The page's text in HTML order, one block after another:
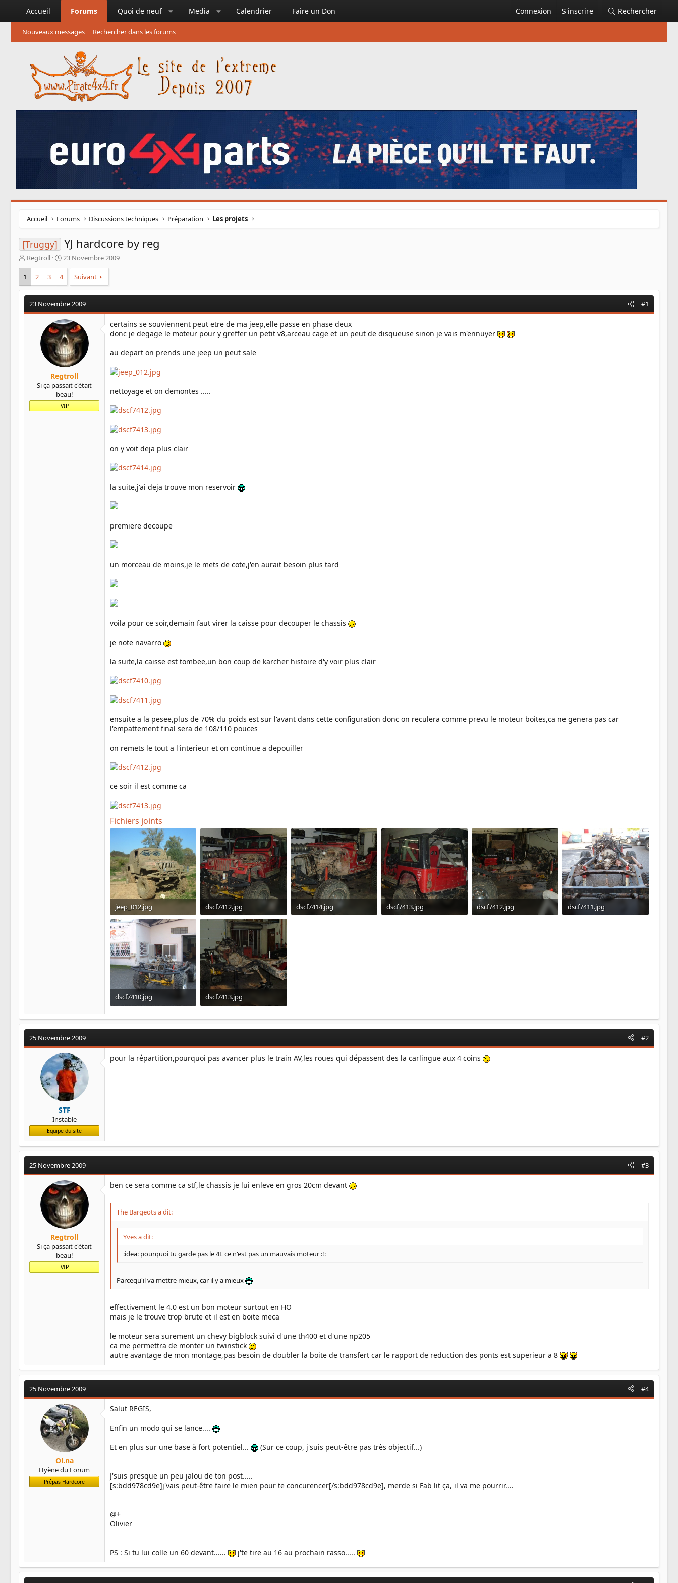
Accueil Forums Quoi de neuf Media Calendrier Faire un Don Connexion S'inscrire Rechercher
Nouveaux messages Rechercher dans les forums
Accueil Forums Discussions techniques Préparation Les projets
[Truggy] YJ hardcore by reg
A
u
e
u
d
Regtroll
D
t
e
d
e
d
é
b
u
t
23 Novembre 2009
1 2 3 4 Suivant
23 Novembre 2009 #1
Regtroll
Si ça passait c'était
beau!
VIP
certains se souviennent peut etre de ma jeep,elle passe en phase deux
donc je degage le moteur pour y greffer un petit v8,arceau cage et un peut de disqueuse sinon je vais m'ennuyer
au depart on prends une jeep un peut sale
nettoyage et on demontes .....
on y voit deja plus clair
la suite,j'ai deja trouve mon reservoir
premiere decoupe
un morceau de moins,je le mets de cote,j'en aurait besoin plus tard
voila pour ce soir,demain faut virer la caisse pour decouper le chassis
je note navarro
la suite,la caisse est tombee,un bon coup de karcher histoire d'y voir plus clair
ensuite a la pesee,plus de 70% du poids est sur l'avant dans cette configuration donc on reculera comme prevu le moteur boites,ca ne genera pas car
l'empattement final sera de 108/110 pouces
on remets le tout a l'interieur et on continue a depouiller
ce soir il est comme ca
Fichiers joints
jeep_012.jpg
213.3 KB · Affichages: 1
dscf7412.jpg
179 KB · Affichages: 1
dscf7414.jpg
dscf7413.jpg
dscf7412.jpg
dscf7411.jpg
dscf7410.jpg
dscf7413.jpg
25 Novembre 2009 #2
STF
Instable
Equipe du site
pour la répartition,pourquoi pas avancer plus le train AV,les roues qui dépassent des la carlingue aux 4 coins
25 Novembre 2009 #3
Regtroll
Si ça passait c'était
beau!
VIP
ben ce sera comme ca stf,le chassis je lui enleve en gros 20cm devant
The Bargeots a dit:
Yves a dit:
:idea: pourquoi tu garde pas le 4L ce n'est pas un mauvais moteur :!:
Parcequ'il va mettre mieux, car il y a mieux
effectivement le 4.0 est un bon moteur surtout en HO
mais je le trouve trop brute et il est en boite meca
le moteur sera surement un chevy bigblock suivi d'une th400 et d'une np205
ca me permettra de monter un twinstick
autre avantage de mon montage,pas besoin de doubler la boite de transfert car le rapport de reduction des ponts est superieur a 8
25 Novembre 2009 #4
Ol.na
Hyène du Forum
Prépas Hardcore
Salut REGIS,
Enfin un modo qui se lance....
Et en plus sur une base à fort potentiel...
(Sur ce coup, j'suis peut-être pas très objectif...)
J'suis presque un peu jalou de ton post.....
[s:bdd978cd9e]j'vais peut-être faire le mien pour te concurencer[/s:bdd978cd9e], merde si Fab lit ça, il va me pourrir....
@+
Olivier
PS : Si tu lui colle un 60 devant...... j'te tire au 16 au prochain rasso.....